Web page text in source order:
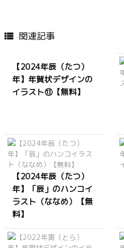
 関連記事
【2024年辰（たつ）
年】年賀状デザインの
イラスト⑬【無料】
【2024年辰（たつ）
年】「辰」のハンコイ
ラスト（ななめ）【無
料】